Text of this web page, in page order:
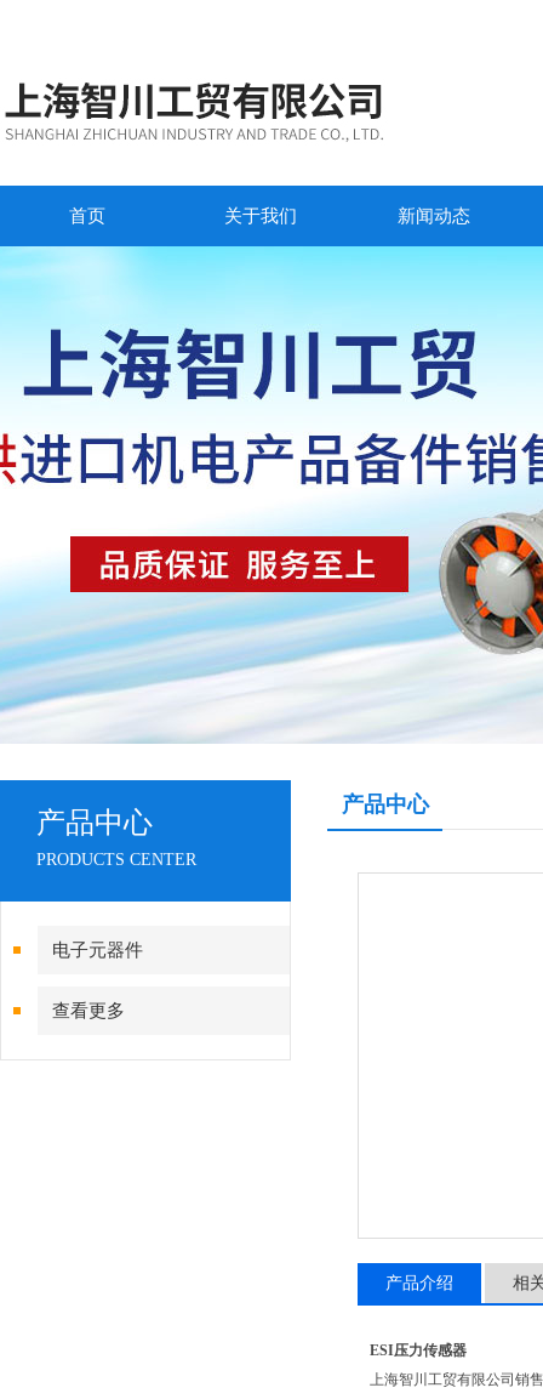
首页 关于我们 新闻动态
产品中心
PRODUCTS CENTER
电子元器件
查看更多
产品中心
产品介绍 相
ESI压力传感器
上海智川工贸有限公司销